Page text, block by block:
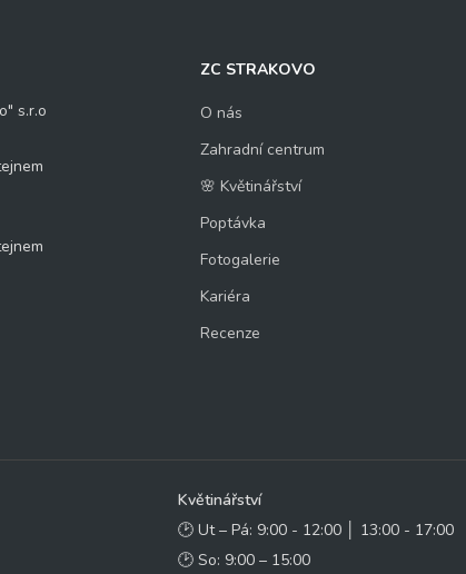
s.r.o
ZC STRAKOVO
O nás
Zahradní centrum
🌸 Květinářství
Poptávka
Fotogalerie
Kariéra
Recenze
Květinářství
🕑 Ut – Pá: 9:00 - 12:00 │ 13:00 - 17:00
🕑 So: 9:00 – 15:00